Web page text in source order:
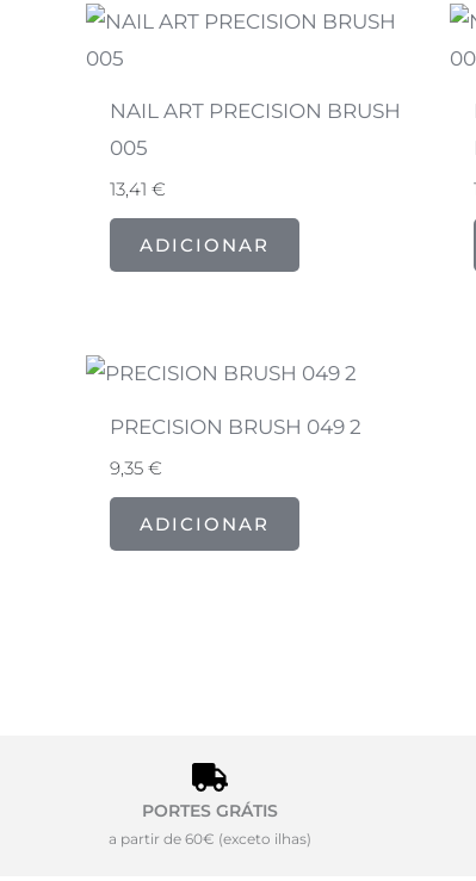
NAIL ART PRECISION BRUSH
005
13,41€
ADICIONAR
PRECISION BRUSH 049 2
9,35€
ADICIONAR
PORTES GRÁTIS
a partir de 60€ (exceto ilhas)